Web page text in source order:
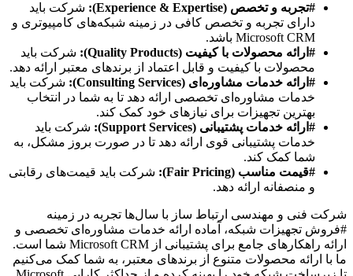
#تجربه و تخصص (Experience & Expertise):
شرکت باید
دارای تجربه و تخصص کافی در زمینه شبکه‌های کامپیوتری و
Microsoft CRM باشد.
#ارائه محصولات با کیفیت (Quality Products):
شرکت باید
محصولات با کیفیت و قابل اعتماد از برندهای معتبر ارائه دهد.
#ارائه خدمات مشاوره‌ای (Consulting Services):
شرکت باید
خدمات مشاوره‌ای تخصصی ارائه دهد تا به شما در انتخاب
بهترین تجهیزات برای نیازهای خود کمک کند.
#ارائه خدمات پشتیبانی (Support Services):
شرکت باید
خدمات پشتیبانی قوی ارائه دهد تا در صورت بروز مشکل، به
شما کمک کند.
#قیمت مناسب (Fair Pricing):
شرکت باید قیمت‌های رقابتی
و منصفانه ارائه دهد.
شرکت فنی و مهندسی ارتباط ساز با سال‌ها تجربه در زمینه
#فروش تجهیزات شبکه، آماده ارائه خدمات مشاوره‌ای تخصصی و
ارائه راهکارهای جامع برای پشتیبانی از Microsoft CRM شما است.
ما با ارائه محصولات متنوع از برندهای معتبر، به شما کمک می‌کنیم